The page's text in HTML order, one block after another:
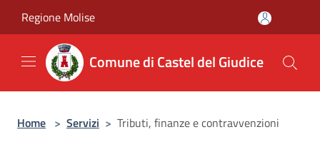
Regione Molise
Comune di Castel del Giudice
Home > Servizi > Tributi, finanze e contravvenzioni